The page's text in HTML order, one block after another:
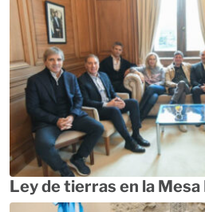
Ley de tierras en la